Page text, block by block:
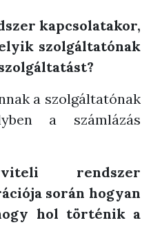
kapcsolatakor,
szolgáltatónak
a szolgáltatónak
a számlázás
rendszer
során hogyan
hol történik a